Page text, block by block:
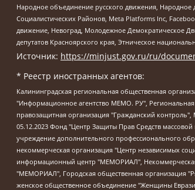
Народное объединение русского движения,
Социалистических Районов, Meta Platforms Inc,
движение, Невоград, Молодежное Демократическое
депутатов Красноярского края, Этническое
Источник: https://minjust.gov.ru/ru/
* Реестр иностранных агентов:
Калининградская региональная общественная организация "Экозащита!-Женсовет", Фонд содействия защите прав и свобод граждан "Общественный вердикт", Фонд "Институт Развития Свободы Информации", Частное учреждение "Информационное агентство МЕМО. РУ", Региональная общественная организация "Общественная комиссия по сохранению наследия академика Сахарова", Фонд поддержки свободы прессы, Санкт-Петербургская общественная правозащитная организация "Гражданский контроль", Межрегиональная общественная организация "Информационно-просветительский центр "Мемориал", Региональный Фонд "Центр Защиты Прав Средств Массовой Информации", с 05.12.2023 Фонд "Центр Защиты Прав Средств массовой информации", Региональная общественная благотворительная организация помощи беженцам и мигрантам "Гражданское содействие", Негосударственное образовательное учреждение дополнительного профессионального образования (повышение квалификации) специалистов "АКАДЕМИЯ ПО ПРАВАМ ЧЕЛОВЕКА", Свердловская региональная общественная организация "Сутяжник", Автономная некоммерческая организация "Центр независимых социологических исследований", Союз общественных объединений "Российский исследовательский центр по правам человека", Региональное общественное учреждение научно-информационный центр "МЕМОРИАЛ", Некоммерческая организация "Фонд защиты гласности", Автономная некоммерческая организация "Институт прав человека", Городская общественная организация "Екатеринбургское общество "МЕМОРИАЛ", Городская общественная организация "Рязанское историко-просветительское и правозащитное общество "Мемориал" (Рязанский Мемориал), Челябинский региональный орган общественной самодеятельности – женское общественное объединение "Женщины Евразии", Челябинский региональный орган общественной самодеятельности "Уральская правозащитная группа", Фонд содействия защите здоровья и социальной справедливости имени Андрея Рылькова, Автономная Некоммерческая Организация "Аналитический Центр Юрия Левады", Автономная некоммерческая организация социальной поддержки населения "Проект Апрель", Региональная общественная организация помощи женщинам и детям, находящимся в кризисной ситуации "Информационно-методический центр "Анна", Фонд содействия развитию массовых коммуникаций и правовому просвещению "Так-так-Так", Фонд содействия устойчивому развитию "Серебряная